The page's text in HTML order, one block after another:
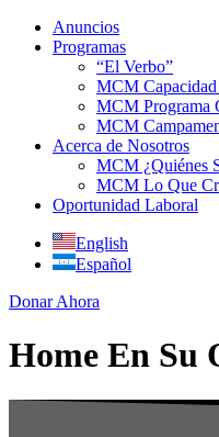
Anuncios
Programas
“El Verbo”
MCM
MCM Programa
MCM
Acerca de Nosotros
MCM ¿Quiénes
MCM Lo Que
Oportunidad Laboral
English
Español
Donar Ahora
Home En Su